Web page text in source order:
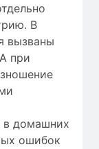
В
вызваны
при
в домашних
ошибок